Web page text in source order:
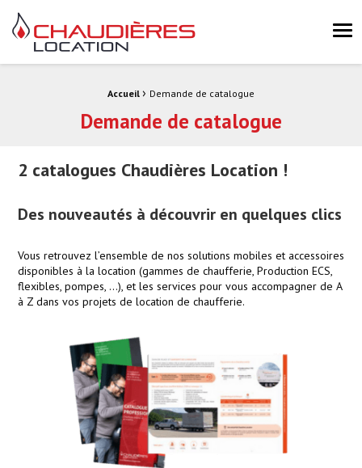
Chaudières Location Location de chaudière et chaufferie mobile
Accueil › Demande de catalogue
Demande de catalogue
2 catalogues Chaudières Location !
Des nouveautés à découvrir en quelques clics
Vous retrouvez l’ensemble de nos solutions mobiles et accessoires
disponibles à la location (gammes de chaufferie, Production ECS,
flexibles, pompes, …), et les services pour vous accompagner de A
à Z dans vos projets de location de chaufferie.